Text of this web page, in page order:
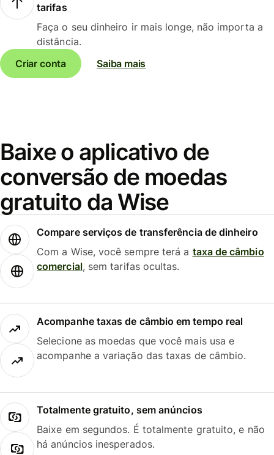
tarifas
Faça o seu dinheiro ir mais longe, não importa a
distância.
Criar conta
Saiba mais
Baixe o aplicativo de
conversão de moedas
gratuito da Wise
Compare serviços de transferência de dinheiro
Com a Wise, você sempre terá a taxa de câmbio
comercial, sem tarifas ocultas.
Acompanhe taxas de câmbio em tempo real
Selecione as moedas que você mais usa e
acompanhe a variação das taxas de câmbio.
Totalmente gratuito, sem anúncios
Baixe em segundos. É totalmente gratuito, e não
há anúncios inesperados.